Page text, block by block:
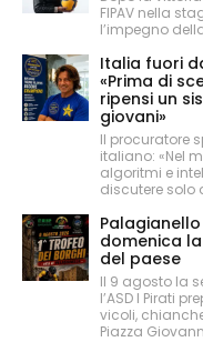
FIPAV nella
l’impegno
Italia fuori
«Prima di
ripensi un
giovani»
Il procuratore
italiano: «Nel
algoritmi e
discutere solo
domenica
del paese
Il 9 agosto la
l’ASD I Pirati
vicoli,
Piazza